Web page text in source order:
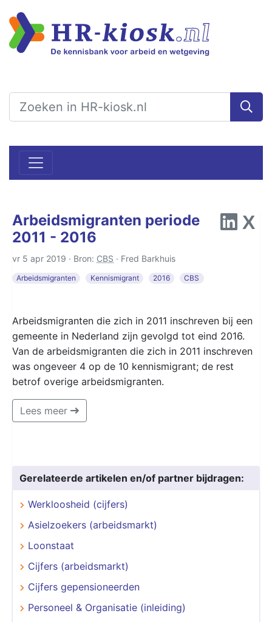
Arbeidsmigranten periode
2011 - 2016
vr 5 apr 2019 · Bron: CBS · Fred Barkhuis
Arbeidsmigranten Kennismigrant 2016 CBS
Arbeidsmigranten die zich in 2011 inschreven bij een
gemeente in Nederland zijn gevolgd tot eind 2016.
Van de arbeidsmigranten die zich in 2011 inschreven
was ongeveer 4 op de 10 kennismigrant; de rest
betrof overige arbeidsmigranten.
Lees meer
Gerelateerde artikelen en/of partner bijdragen:
Werkloosheid (cijfers)
Asielzoekers (arbeidsmarkt)
Loonstaat
Cijfers (arbeidsmarkt)
Cijfers gepensioneerden
Personeel & Organisatie (inleiding)